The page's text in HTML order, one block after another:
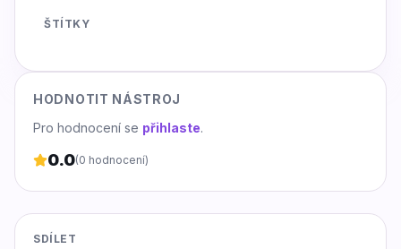
ŠTÍTKY
HODNOTIT NÁSTROJ
Pro hodnocení se přihlaste.
0.0(0 hodnocení)
SDÍLET